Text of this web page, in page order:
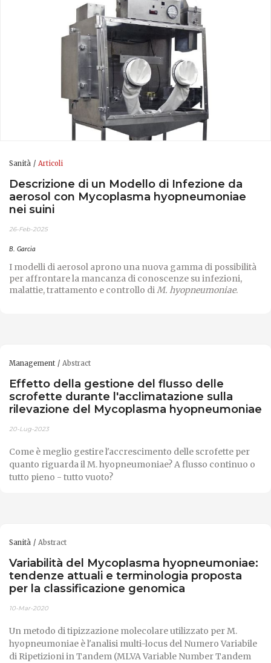
Sanità Articoli
Descrizione di un Modello di Infezione da
aerosol con Mycoplasma hyopneumoniae
nei suini
26-Feb-2025
B. Garcia
I modelli di aerosol aprono una nuova gamma di possibilità
per affrontare la mancanza di conoscenze su infezioni,
malattie, trattamento e controllo diM. hyopneumoniae.
Management Abstract
Effetto della gestione del flusso delle
scrofette durante l'acclimatazione sulla
rilevazione del Mycoplasma hyopneumoniae
20-Lug-2023
Come è meglio gestire l'accrescimento delle scrofette per
quanto riguarda il M. hyopneumoniae? A flusso continuo o
tutto pieno - tutto vuoto?
Sanità Abstract
Variabilità del Mycoplasma hyopneumoniae:
tendenze attuali e terminologia proposta
per la classificazione genomica
10-Mar-2020
Un metodo di tipizzazione molecolare utilizzato per M.
hyopneumoniae è l'analisi multi-locus del Numero Variabile
di Ripetizioni in Tandem (MLVA Variable Number Tandem